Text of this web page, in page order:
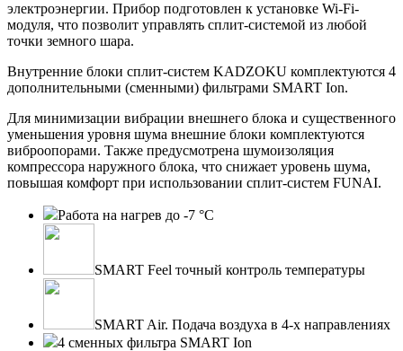
электроэнергии. Прибор подготовлен к установке Wi-Fi-
модуля, что позволит управлять сплит-системой из любой
точки земного шара.
Внутренние блоки сплит-систем KADZOKU комплектуются 4
дополнительными (сменными) фильтрами SMART Ion.
Для минимизации вибрации внешнего блока и существенного
уменьшения уровня шума внешние блоки комплектуются
виброопорами. Также предусмотрена шумоизоляция
компрессора наружного блока, что снижает уровень шума,
повышая комфорт при использовании сплит-систем FUNAI.
Работа на нагрев до -7 °С
SMART Feel точный контроль температуры
SMART Air. Подача воздуха в 4-х направлениях
4 сменных фильтра SMART Ion